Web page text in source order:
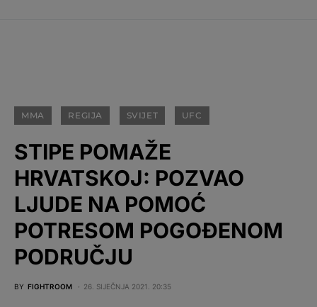
MMA REGIJA SVIJET UFC
STIPE POMAŽE
HRVATSKOJ: POZVAO
LJUDE NA POMOĆ
POTRESOM POGOĐENOM
PODRUČJU
BY FIGHTROOM 26. SIJEČNJA 2021. 20:35